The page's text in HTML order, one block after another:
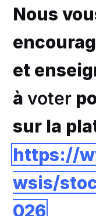
Nous
et
àvoter
sur la
https://
wsis/
026